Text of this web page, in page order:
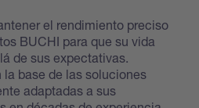
el rendimiento preciso
BUCHI para que su vida
de sus expectativas.
base de las soluciones
adaptadas a sus